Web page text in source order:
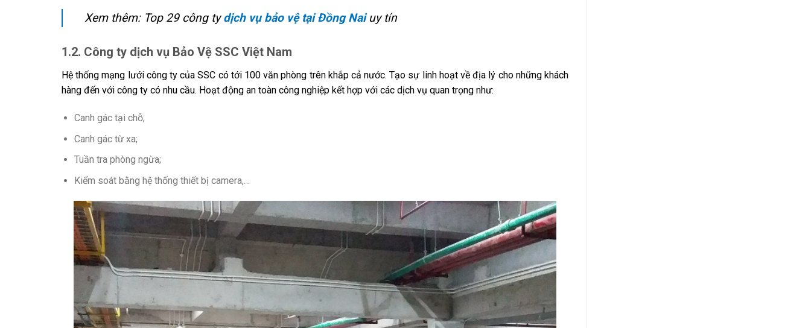
Xem thêm: Top 29 công tydịch vụ bảo vệ tại Đồng Naiuy tín
1.2. Công ty dịch vụ Bảo Vệ SSC Việt Nam
Hệ thống mạng lưới công ty của SSC có tới 100 văn phòng trên khắp cả nước. Tạo sự linh hoạt về địa lý cho những khách
hàng đến với công ty có nhu cầu. Hoạt động an toàn công nghiệp kết hợp với các dịch vụ quan trọng như:
Canh gác tại chỗ;
Canh gác từ xa;
Tuần tra phòng ngừa;
Kiểm soát bằng hệ thống thiết bị camera,…